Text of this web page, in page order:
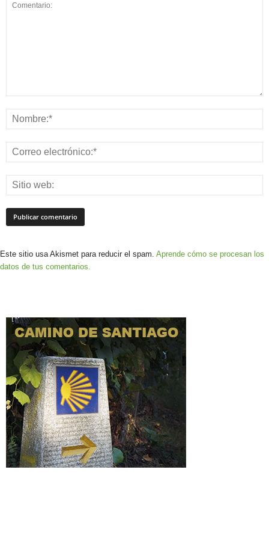
Este sitio usa Akismet para reducir el spam. Aprende cómo se procesan los
datos de tus comentarios.